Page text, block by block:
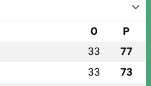
O P
33 77
33 73